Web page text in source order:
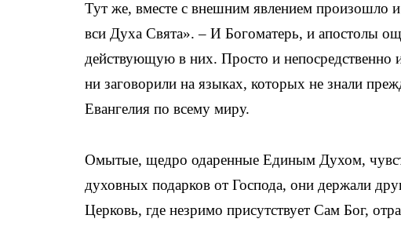
Тут же, вместе с внешним явлением произошло
вси Духа Свята». – И Богоматерь, и апостолы
действующую в них. Просто и
ни заговорили на языках, которых не знали
Евангелия по всему миру.
Омытые, щедро одаренные Единым Духом,
духовных подарков от Господа, они держали
Церковь, где незримо присутствует Сам Бог,